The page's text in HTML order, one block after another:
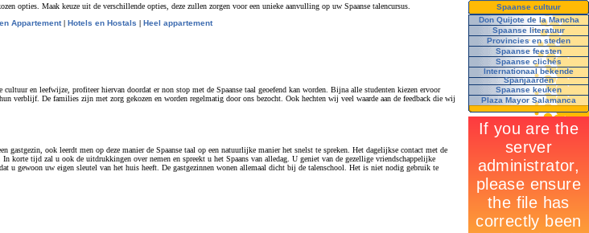
opties. Maak keuze uit de verschillende opties, deze zullen zorgen voor een unieke aanvulling op uw Spaanse talencursus.
Appartement| Hotels en Hostals | Heel appartement
en leefwijze, profiteer hiervan doordat er non stop met de Spaanse taal geoefend kan worden. Bijna alle studenten kiezen ervoor
verblijf. De families zijn met zorg gekozen en worden regelmatig door ons bezocht. Ook hechten wij veel waarde aan de feedback die wij
gastgezin, ook leerdt men op deze manier de Spaanse taal op een natuurlijke manier het snelst te spreken. Het dagelijkse contact met de
korte tijd zal u ook de uitdrukkingen over nemen en spreekt u het Spaans van alledag. U geniet van de gezellige vriendschappelijke
u gewoon uw eigen sleutel van het huis heeft. De gastgezinnen wonen allemaal dicht bij de talenschool. Het is niet nodig gebruik te
Spaanse cultuur
Don Quijote de la Mancha
Spaanse literatuur
Provincies en steden
Spaanse feesten
Spaanse clichés
Internationaal bekende
Spanjaarden
Spaanse keuken
Plaza Mayor Salamanca